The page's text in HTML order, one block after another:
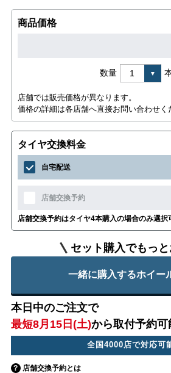
商品価格
数量
店舗では販売価格が異なります。
価格の詳細は各店舗へ直接お問い合わせく
タイヤ交換料金
自宅配送
店舗交換予約
店舗交換予約はタイヤ4本購入の場合のみ選択
セット購入でもっと
一緒に購入するホイー
本日中のご注文で
最短8月15日(土)から取付予約可
全国4000店で対応可
店舗交換予約とは